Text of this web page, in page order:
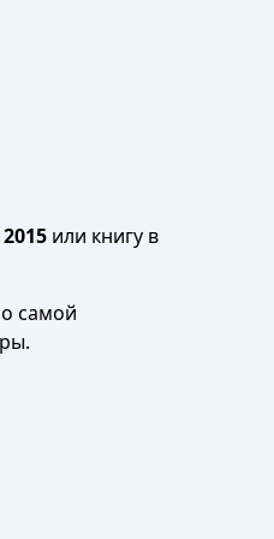
или книгу в
самой